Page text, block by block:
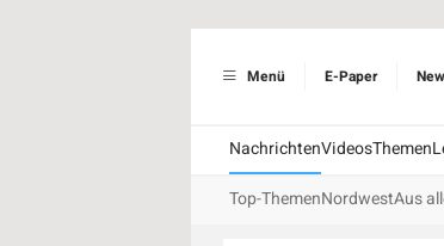
Menü E-Paper
NachrichtenVideosThemen
Top-ThemenNordwestAus